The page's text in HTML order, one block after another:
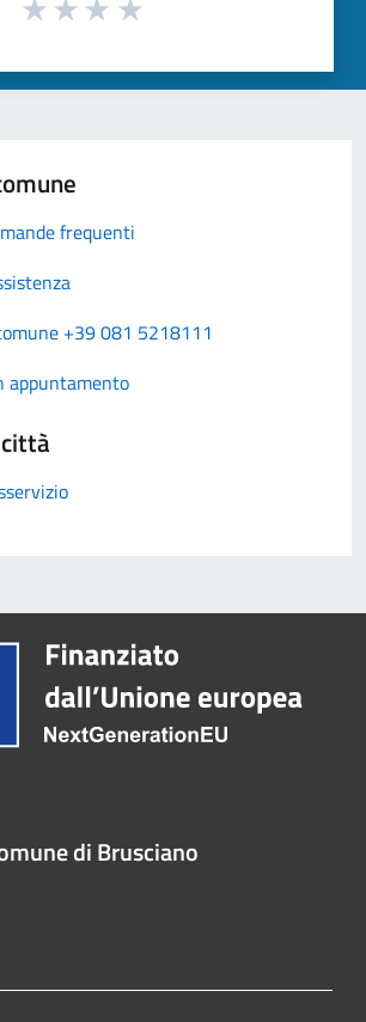
frequenti
+39 081 5218111
appuntamento
di Brusciano